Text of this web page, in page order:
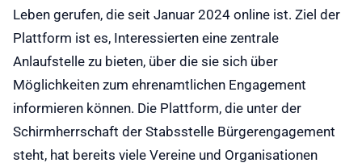
Leben gerufen, die seit Januar 2024 online ist. Ziel der
Plattform ist es, Interessierten eine zentrale
Anlaufstelle zu bieten, über die sie sich über
Möglichkeiten zum ehrenamtlichen Engagement
informieren können. Die Plattform, die unter der
Schirmherrschaft der Stabsstelle Bürgerengagement
steht, hat bereits viele Vereine und Organisationen